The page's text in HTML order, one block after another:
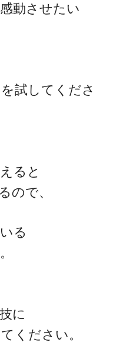
動させたい
試してくださ
ると
ので、
る
に
ください。